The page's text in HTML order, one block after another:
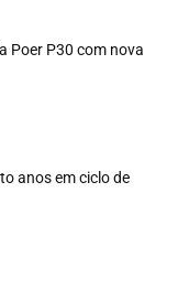
Poer P30 com nova
anos em ciclo de